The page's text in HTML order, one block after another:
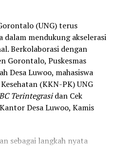
sebagaimana dipaparkan
Wawali Indra Gobel
ini membuktikan bahwa
serta inklusivitas
di Kota Gorontalo
pemerintah
(UNG) terus
mendukung akselerasi
Berkolaborasi dengan
Gorontalo, Puskesmas
Desa Luwoo, mahasiswa
(KKN-PK) UNG
Terintegrasidan Cek
Desa Luwoo, Kamis
sebagai langkah nyata